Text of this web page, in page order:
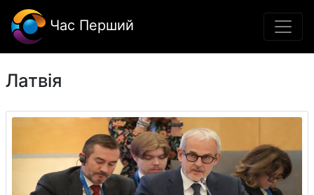
Час Перший
Латвія